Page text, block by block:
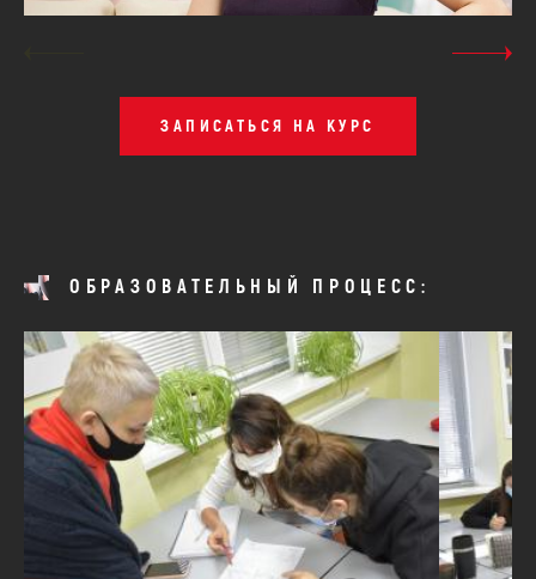
ЗАПИСАТЬСЯ НА КУРС
ОБРАЗОВАТЕЛЬНЫЙ ПРОЦЕСС: